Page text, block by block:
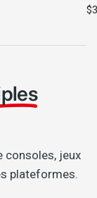
consoles, jeux
plateformes.